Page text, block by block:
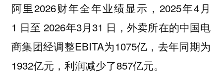
阿里2026财年全年业绩显示，2025年4月
1 日至 2026年3月31 日，外卖所在的中国电
商集团经调整EBITA为1075亿，去年同期为
1932亿元，利润减少了857亿元。